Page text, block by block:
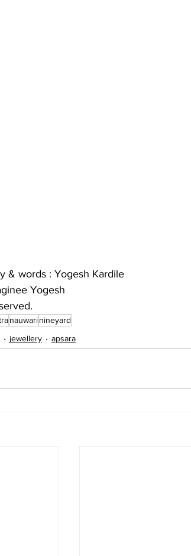
& words : Yogesh Kardile
Yogesh
nauwarinineyard
jewellery apsara